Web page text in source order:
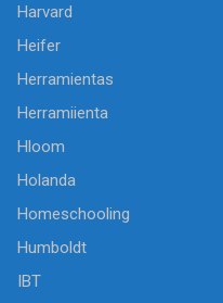
Harvard
Heifer
Herramientas
Herramiienta
Hloom
Holanda
Homeschooling
Humboldt
IBT